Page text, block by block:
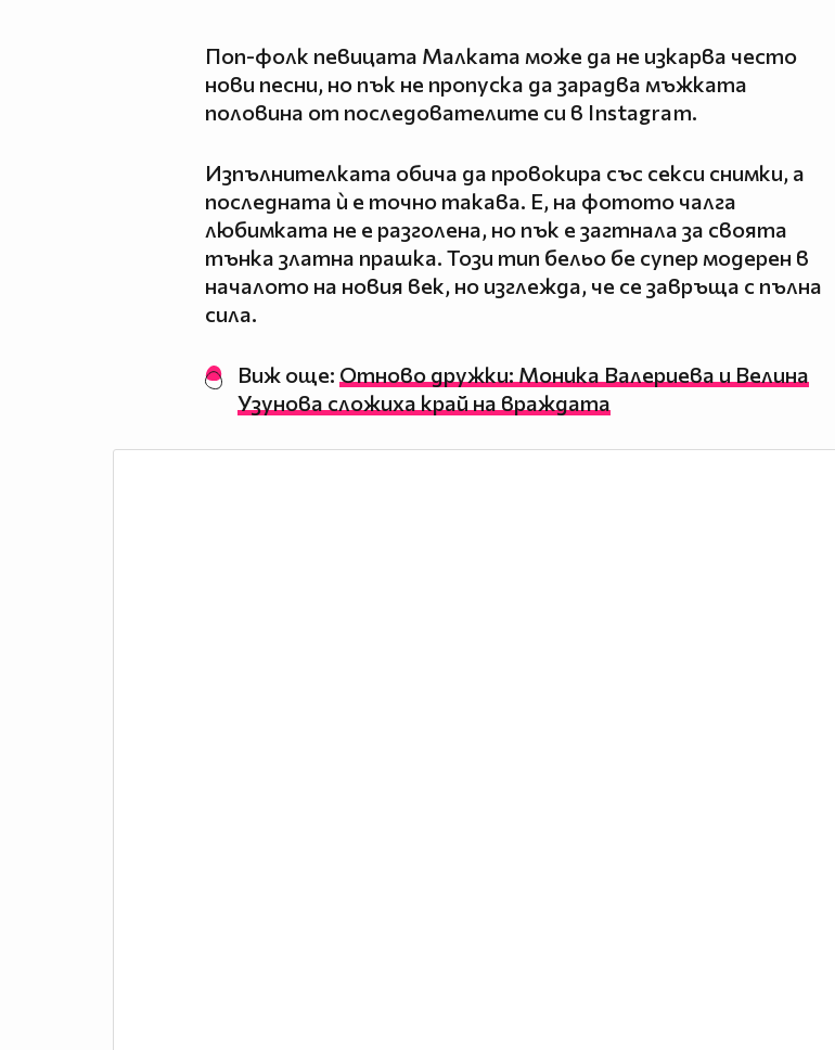
Поп-фолк певицата Малката може да не изкарва често
нови песни, но пък не пропуска да зарадва мъжката
половина от последователите си в Instagram.
Изпълнителката обича да провокира със секси снимки, а
последната ѝ е точно такава. Е, на фотото чалга
любимката не е разголена, но пък е загтнала за своята
тънка златна прашка. Този тип бельо бе супер модерен в
началото на новия век, но изглежда, че се завръща с пълна
сила.
Виж още: Отново дружки: Моника Валериева и Велина
Узунова сложиха край на враждата